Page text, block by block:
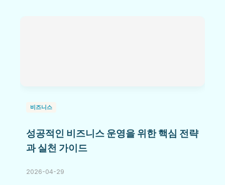
비즈니스
성공적인 비즈니스 운영을 위한 핵심 전략
과 실천 가이드
2026-04-29